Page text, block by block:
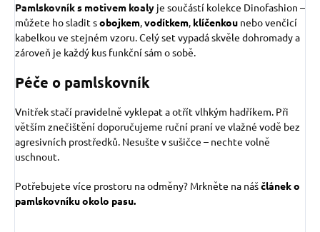
Pamlskovník s motivem koaly je součástí kolekce Dinofashion –
můžete ho sladit sobojkem,vodítkem, klíčenkou nebo venčicí
kabelkou ve stejném vzoru. Celý set vypadá skvěle dohromady a
zároveň je každý kus funkční sám o sobě.
Péče o pamlskovník
Vnitřek stačí pravidelně vyklepat a otřít vlhkým hadříkem. Při
větším znečištění doporučujeme ruční praní ve vlažné vodě bez
agresivních prostředků. Nesušte v sušičce – nechte volně
uschnout.
Potřebujete více prostoru na odměny? Mrkněte na náščlánek o
pamlskovníku okolo pasu.